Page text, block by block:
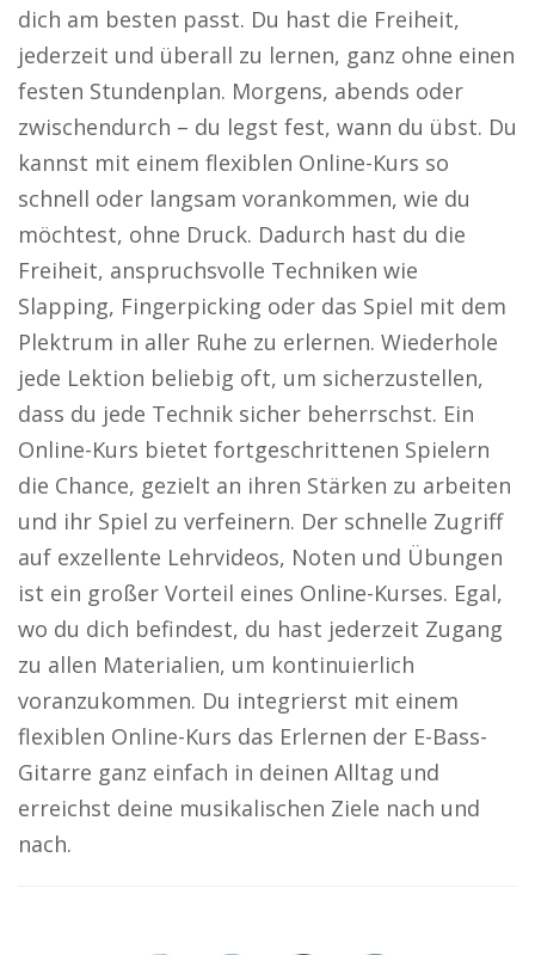
dich am besten passt. Du hast die Freiheit,
jederzeit und überall zu lernen, ganz ohne einen
festen Stundenplan. Morgens, abends oder
zwischendurch – du legst fest, wann du übst. Du
kannst mit einem flexiblen Online-Kurs so
schnell oder langsam vorankommen, wie du
möchtest, ohne Druck. Dadurch hast du die
Freiheit, anspruchsvolle Techniken wie
Slapping, Fingerpicking oder das Spiel mit dem
Plektrum in aller Ruhe zu erlernen. Wiederhole
jede Lektion beliebig oft, um sicherzustellen,
dass du jede Technik sicher beherrschst. Ein
Online-Kurs bietet fortgeschrittenen Spielern
die Chance, gezielt an ihren Stärken zu arbeiten
und ihr Spiel zu verfeinern. Der schnelle Zugriff
auf exzellente Lehrvideos, Noten und Übungen
ist ein großer Vorteil eines Online-Kurses. Egal,
wo du dich befindest, du hast jederzeit Zugang
zu allen Materialien, um kontinuierlich
voranzukommen. Du integrierst mit einem
flexiblen Online-Kurs das Erlernen der E-Bass-
Gitarre ganz einfach in deinen Alltag und
erreichst deine musikalischen Ziele nach und
nach.